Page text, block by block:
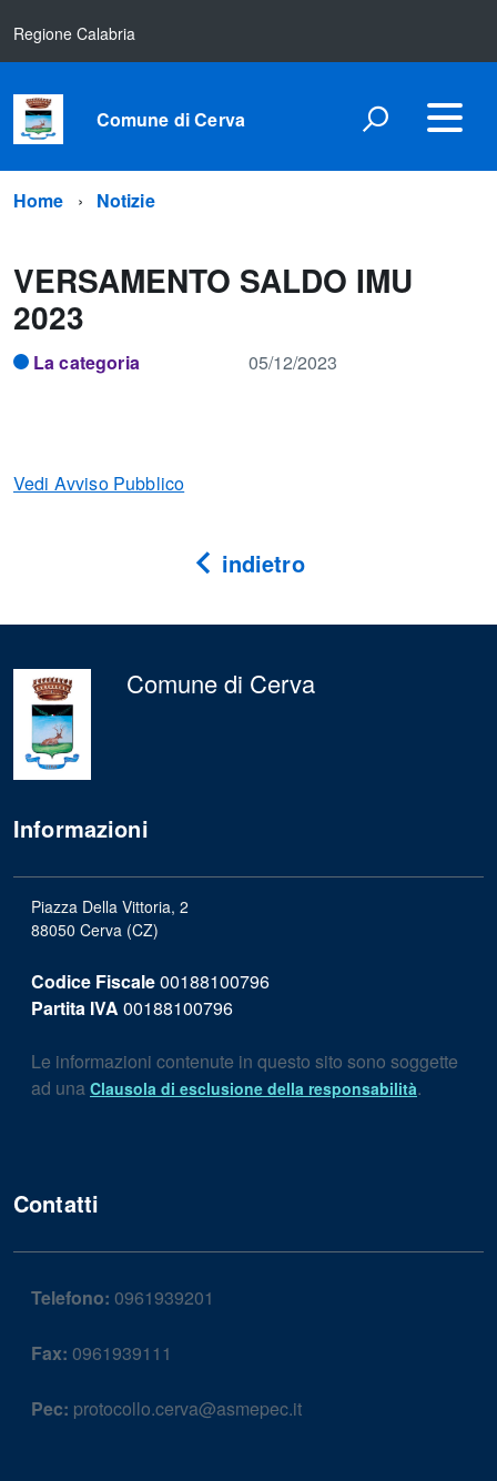
Regione Calabria
Comune di Cerva
Home Notizie
VERSAMENTO SALDO IMU
2023
La categoria 05/12/2023
Vedi Avviso Pubblico
indietro
Comune di Cerva
Informazioni
Piazza Della Vittoria, 2
88050 Cerva (CZ)
Codice Fiscale00188100796
Partita IVA 00188100796
Le informazioni contenute in questo sito sono soggette
ad una Clausola di esclusione della responsabilità.
Contatti
Telefono: 0961939201
Fax: 0961939111
Pec: protocollo.cerva@asmepec.it